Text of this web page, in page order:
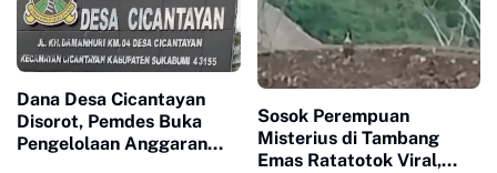
Dana Desa Cicantayan
Disorot, Pemdes Buka
Pengelolaan Anggaran
Sosok Perempuan
Misterius di Tambang
Emas Ratatotok Viral,